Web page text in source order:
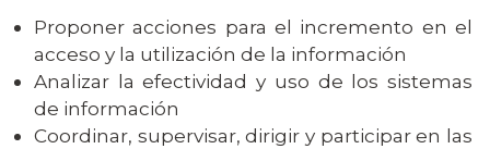
Proponer acciones para el incremento en el
acceso y la utilización de la información
Analizar la efectividad y uso de los sistemas
de información
Coordinar, supervisar, dirigir y participar en las